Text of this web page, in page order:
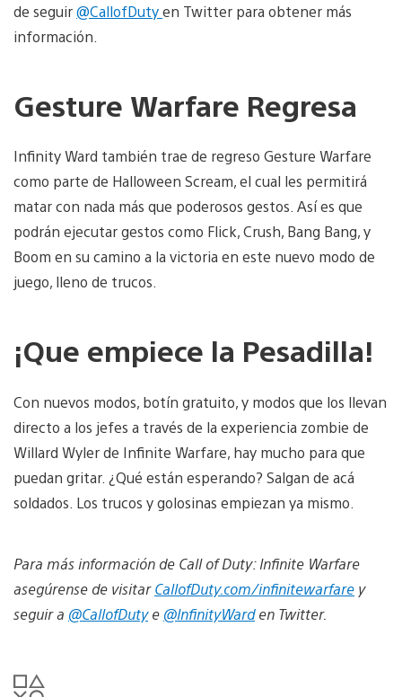
de seguir@CallofDutyen Twitter para obtener más
información.
Gesture Warfare Regresa
Infinity Ward también trae de regreso Gesture Warfare
como parte de Halloween Scream, el cual les permitirá
matar con nada más que poderosos gestos. Así es que
podrán ejecutar gestos como Flick, Crush, Bang Bang, y
Boom en su camino a la victoria en este nuevo modo de
juego, lleno de trucos.
¡Que empiece la Pesadilla!
Con nuevos modos, botín gratuito, y modos que los llevan
directo a los jefes a través de la experiencia zombie de
Willard Wyler de Infinite Warfare, hay mucho para que
puedan gritar. ¿Qué están esperando? Salgan de acá
soldados. Los trucos y golosinas empiezan ya mismo.
Para más información de Call of Duty: Infinite Warfare
asegúrense de visitarCallofDuty.com/infinitewarfare y
seguir a @CallofDutye @InfinityWarden Twitter.